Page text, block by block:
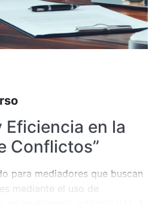
Eficiencia en la
Conflictos”
para mediadores que buscan
mediante el uso de